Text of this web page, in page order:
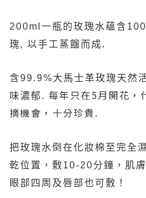
200ml一瓶的玫瑰水蘊含
瑰, 以手工蒸餾而成.
含99.9%大馬士革玫瑰天然
味濃郁. 每年只在5月開花，
摘機會，十分珍貴.
把玫瑰水倒在化妝棉至完全
乾位置，敷10-20分鐘，肌
眼部四周及唇部也可敷！